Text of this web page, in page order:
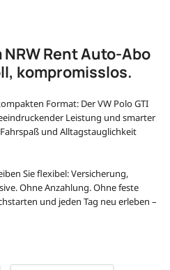
NRW Rent Auto-Abo
kompromisslos.
Format: Der VW Polo GTI
Leistung und smarter
und Alltagstauglichkeit
Sie flexibel: Versicherung,
Ohne Anzahlung. Ohne feste
und jeden Tag neu erleben –